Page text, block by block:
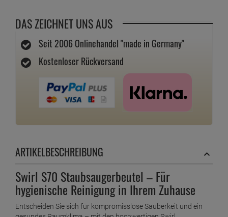
DAS ZEICHNET UNS AUS
Seit 2006 Onlinehandel "made in Germany"
Kostenloser Rückversand
ARTIKELBESCHREIBUNG
Swirl S70 Staubsaugerbeutel – Für
hygienische Reinigung in Ihrem Zuhause
Entscheiden Sie sich für kompromisslose Sauberkeit und ein